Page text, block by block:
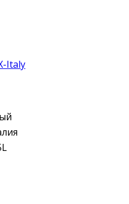
Italy